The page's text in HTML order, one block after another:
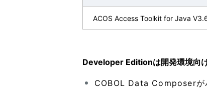
ACOS Access Toolkit for Java
Developer Editionは開発環境向け
COBOL Data Composerが